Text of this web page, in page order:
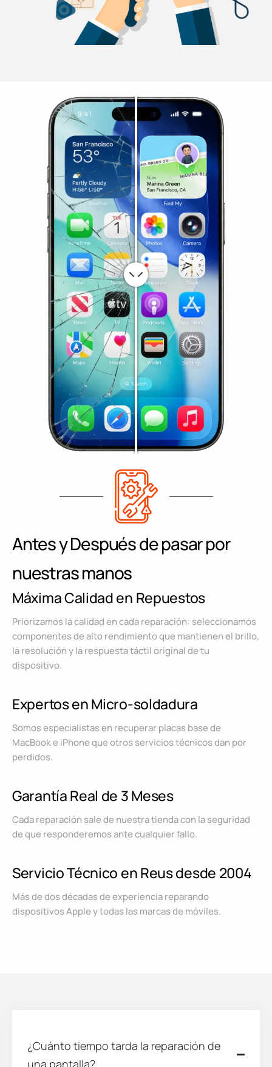
Antes y Después de pasar por
nuestras manos
Máxima Calidad en Repuestos
Priorizamos la calidad en cada reparación: seleccionamos
componentes de alto rendimiento que mantienen el brillo,
la resolución y la respuesta táctil original de tu
dispositivo.
Expertos en Micro-soldadura
Somos especialistas en recuperar placas base de
MacBook e iPhone que otros servicios técnicos dan por
perdidos.
Garantía Real de 3 Meses
Cada reparación sale de nuestra tienda con la seguridad
de que responderemos ante cualquier fallo.
Servicio Técnico en Reus desde 2004
Más de dos décadas de experiencia reparando
dispositivos Apple y todas las marcas de móviles.
¿Cuánto tiempo tarda la reparación de
una pantalla?